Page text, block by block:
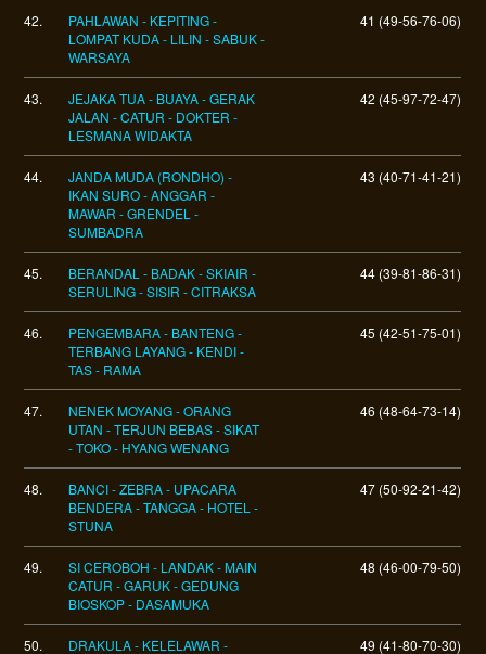
42.
PAHLAWAN - KEPITING -
LOMPAT KUDA - LILIN - SABUK -
WARSAYA
41 (49-56-76-06)
43.
JEJAKA TUA - BUAYA - GERAK
JALAN - CATUR - DOKTER -
LESMANA WIDAKTA
42 (45-97-72-47)
44.
JANDA MUDA (RONDHO) -
IKAN SURO - ANGGAR -
MAWAR - GRENDEL -
SUMBADRA
43 (40-71-41-21)
45.
BERANDAL - BADAK - SKIAIR -
SERULING - SISIR - CITRAKSA
44 (39-81-86-31)
46.
PENGEMBARA - BANTENG -
TERBANG LAYANG - KENDI -
TAS - RAMA
45 (42-51-75-01)
47.
NENEK MOYANG - ORANG
UTAN - TERJUN BEBAS - SIKAT
- TOKO - HYANG WENANG
46 (48-64-73-14)
48.
BANCI - ZEBRA - UPACARA
BENDERA - TANGGA - HOTEL -
STUNA
47 (50-92-21-42)
49.
SI CEROBOH - LANDAK - MAIN
CATUR - GARUK - GEDUNG
BIOSKOP - DASAMUKA
48 (46-00-79-50)
50.
DRAKULA - KELELAWAR -
49 (41-80-70-30)